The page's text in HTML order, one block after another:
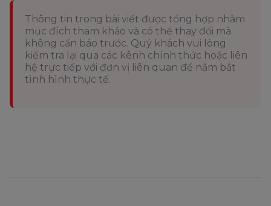
Thông tin trong bài viết được tổng hợp nhằm
mục đích tham khảo và có thể thay đổi mà
không cần báo trước. Quý khách vui lòng
kiểm tra lại qua các kênh chính thức hoặc liên
hệ trực tiếp với đơn vị liên quan để nắm bắt
tình hình thực tế.